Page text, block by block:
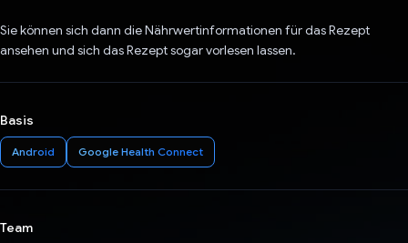
Sie können sich dann die Nährwertinformationen für das Rezept
ansehen und sich das Rezept sogar vorlesen lassen.
Basis
Android Google Health Connect
Team